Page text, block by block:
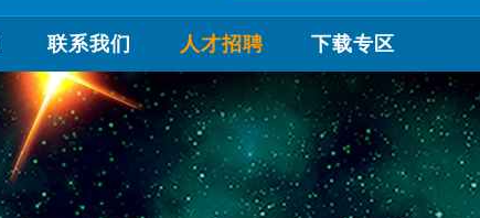
联系我们 人才招聘 下载专区